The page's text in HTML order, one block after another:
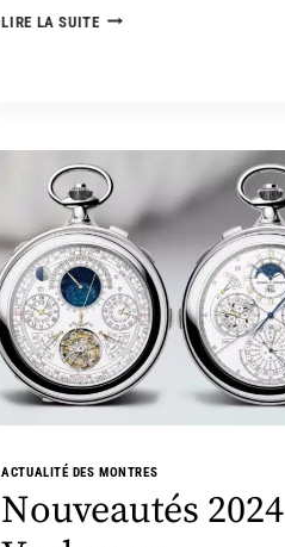
LIRE LA SUITE
ACTUALITÉ DES MONTRES
Nouveautés 2024